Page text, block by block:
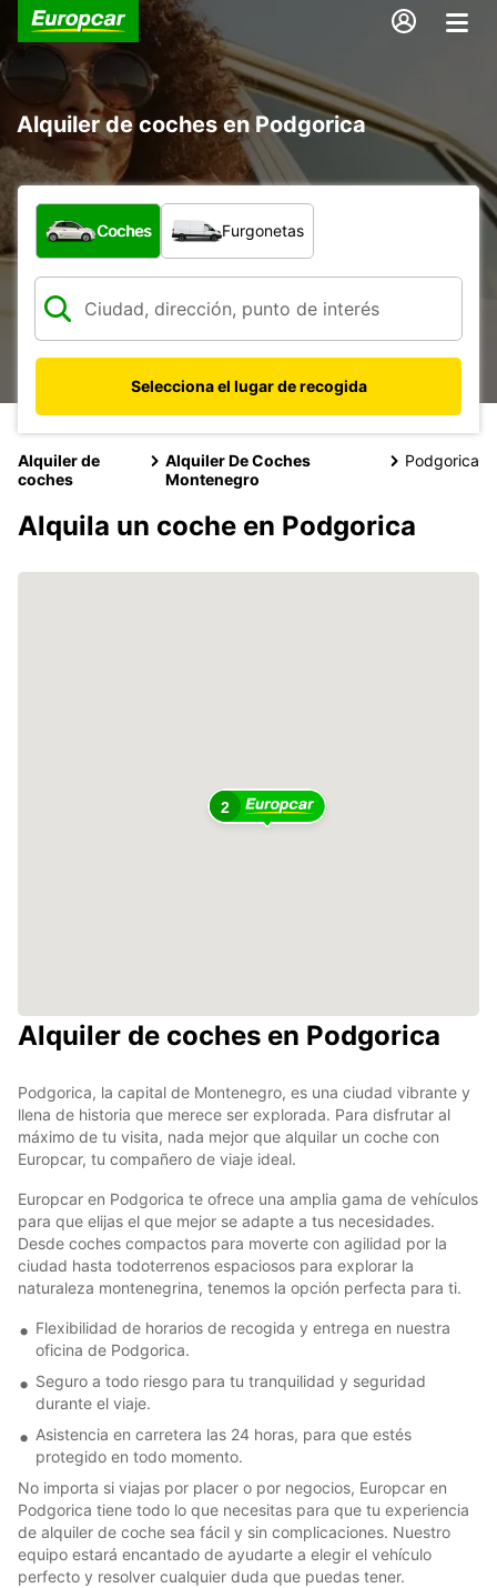
Alquiler de coches en Podgorica
¿Qué tipo de vehículo?
Coches Furgonetas
Selecciona el lugar de recogida
Alquiler de
coches
Alquiler De Coches
Montenegro
Podgorica
Alquila un coche en Podgorica
2
Alquiler de coches en Podgorica
Podgorica, la capital de Montenegro, es una ciudad vibrante y
llena de historia que merece ser explorada. Para disfrutar al
máximo de tu visita, nada mejor que alquilar un coche con
Europcar, tu compañero de viaje ideal.
Europcar en Podgorica te ofrece una amplia gama de vehículos
para que elijas el que mejor se adapte a tus necesidades.
Desde coches compactos para moverte con agilidad por la
ciudad hasta todoterrenos espaciosos para explorar la
naturaleza montenegrina, tenemos la opción perfecta para ti.
Flexibilidad de horarios de recogida y entrega en nuestra
oficina de Podgorica.
Seguro a todo riesgo para tu tranquilidad y seguridad
durante el viaje.
Asistencia en carretera las 24 horas, para que estés
protegido en todo momento.
No importa si viajas por placer o por negocios, Europcar en
Podgorica tiene todo lo que necesitas para que tu experiencia
de alquiler de coche sea fácil y sin complicaciones. Nuestro
equipo estará encantado de ayudarte a elegir el vehículo
perfecto y resolver cualquier duda que puedas tener.